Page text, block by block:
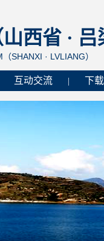
西省 · 吕
SHANXI · LVLIANG）
互动交流 下